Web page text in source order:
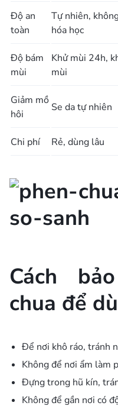
Độ an
toàn
Tự nhiên,
hóa học
Độ bám
mùi
Khử mùi 24h,
mùi
Giảm mồ
hôi
Se da tự nhiên
Chi phí Rẻ, dùng lâu
Cách
chua để
Để nơi khô ráo, tránh
Không để nơi ẩm làm
Đựng trong hũ kín,
Không để gần nơi có